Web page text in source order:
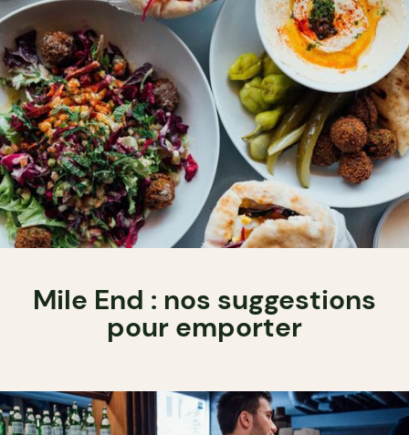
Mile End : nos suggestions
pour emporter